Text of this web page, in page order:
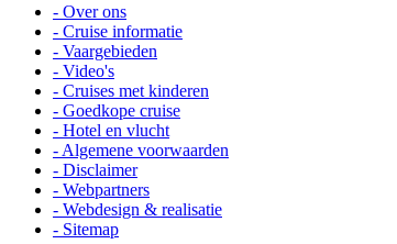
- Over ons
- Cruise informatie
- Vaargebieden
- Video's
- Cruises met kinderen
- Goedkope cruise
- Hotel en vlucht
- Algemene voorwaarden
- Disclaimer
- Webpartners
- Webdesign & realisatie
- Sitemap